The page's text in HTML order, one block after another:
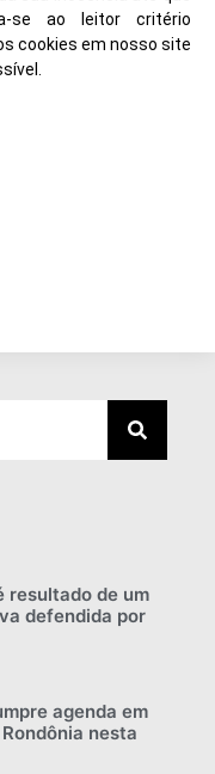
se ao leitor critério
cookies em nosso site
resultado de um
defendida por
agenda em
nesta